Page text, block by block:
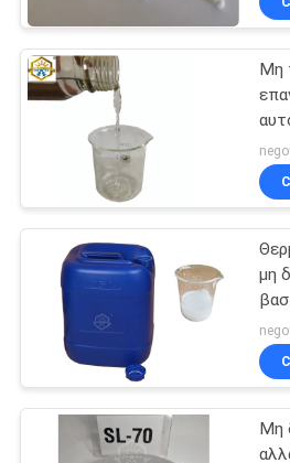
ΠΕΡΙΠΤΏΣΕΙΣ
SITEMAP
PRIVACY
POLICY
Σκόνη PCM
Πολυμερές
PCM
Μη
μη
Μη